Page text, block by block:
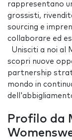
rappresentano
grossisti,
sourcing e
collaborare ed
Unisciti a noi al
scopri nuove
partnership
mondo in
Profilo da